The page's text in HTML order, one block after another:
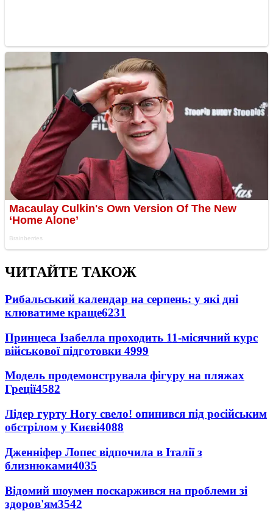
ЧИТАЙТЕ ТАКОЖ
Рибальський календар на серпень: у які дні
клюватиме краще6231
Принцеса Ізабелла проходить 11-місячний курс
військової підготовки 4999
Модель продемонструвала фігуру на пляжах
Греції4582
Лідер гурту Ногу свело! опинився під російським
обстрілом у Києві4088
Дженніфер Лопес відпочила в Італії з
близнюками4035
Відомий шоумен поскаржився на проблеми зі
здоров'ям3542